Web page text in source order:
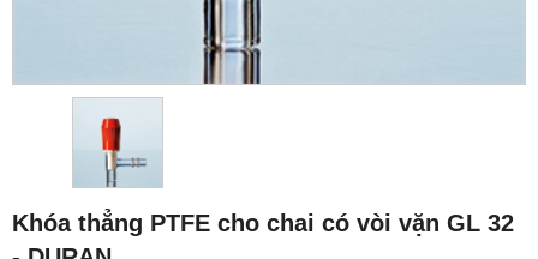
Khóa thẳng PTFE cho chai có vòi vặn GL 32